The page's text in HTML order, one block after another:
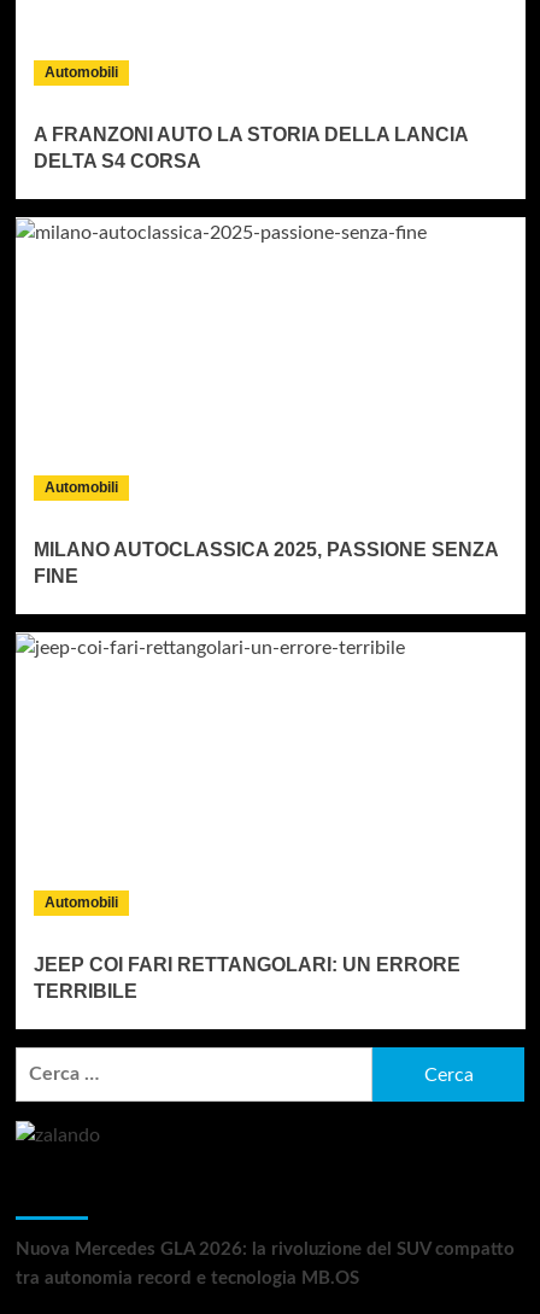
Automobili
A FRANZONI AUTO LA STORIA DELLA LANCIA
DELTA S4 CORSA
Automobili
MILANO AUTOCLASSICA 2025, PASSIONE SENZA
FINE
Automobili
JEEP COI FARI RETTANGOLARI: UN ERRORE
TERRIBILE
Nuova Mercedes GLA 2026: la rivoluzione del SUV compatto
tra autonomia record e tecnologia MB.OS